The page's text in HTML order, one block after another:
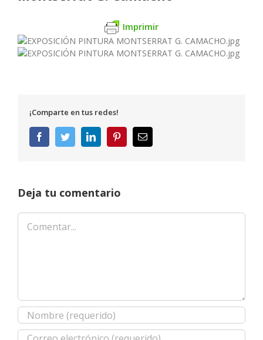
Imprimir
¡Comparte en tus redes!
FacebookTwitterLinkedInPinterestCorreo
electrónico
Deja tu comentario
Comentar